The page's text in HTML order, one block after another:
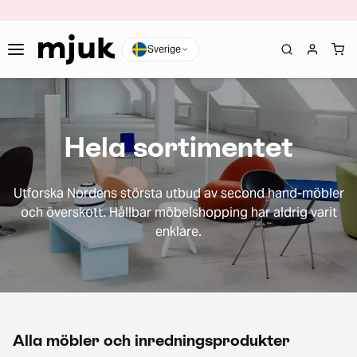
Sverige
Hela sortimentet
Utforska Nordens största utbud av second hand-möbler
och överskott. Hållbar möbelshopping har aldrig varit
enklare.
Alla möbler och inredningsprodukter